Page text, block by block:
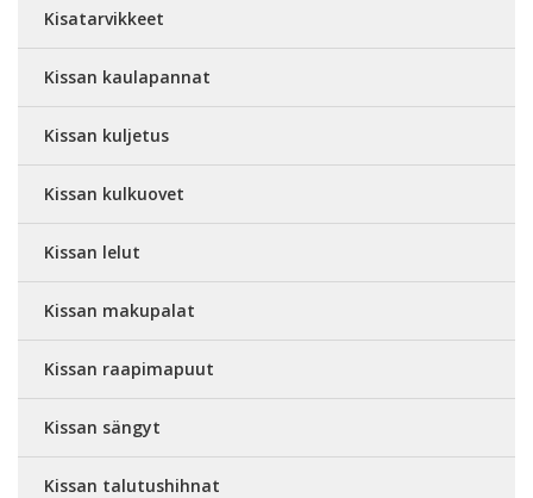
Kisatarvikkeet
Kissan kaulapannat
Kissan kuljetus
Kissan kulkuovet
Kissan lelut
Kissan makupalat
Kissan raapimapuut
Kissan sängyt
Kissan talutushihnat